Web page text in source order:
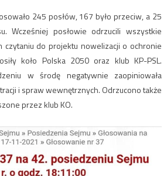
245 posłów, 167 było przeciw, a 25
Wcześniej posłowie odrzucili wszystkie
do projektu nowelizacji o ochronie
koło Polska 2050 oraz klub KP-PSL.
w środę negatywnie zaopiniowała
i spraw wewnętrznych. Odrzucono także
przez klub KO.